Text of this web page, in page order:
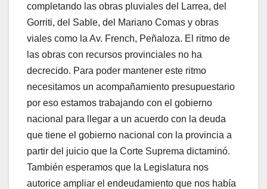
completando las obras pluviales del Larrea, del
Gorriti, del Sable, del Mariano Comas y obras
viales como la Av. French, Peñaloza. El ritmo de
las obras con recursos provinciales no ha
decrecido. Para poder mantener este ritmo
necesitamos un acompañamiento presupuestario
por eso estamos trabajando con el gobierno
nacional para llegar a un acuerdo con la deuda
que tiene el gobierno nacional con la provincia a
partir del juicio que la Corte Suprema dictaminó.
También esperamos que la Legislatura nos
autorice ampliar el endeudamiento que nos había